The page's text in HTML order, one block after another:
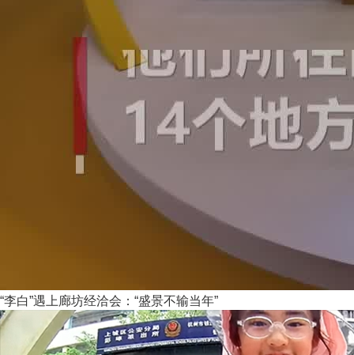
“李白”遇上廊坊经洽会：“盛景不输当年”